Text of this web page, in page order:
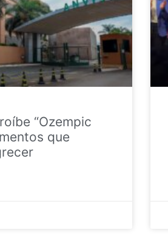
“Ozempic
que